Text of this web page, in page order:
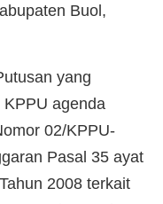
Buol,
yang
agenda
02/KPPU-
Pasal 35 ayat
2008 terkait